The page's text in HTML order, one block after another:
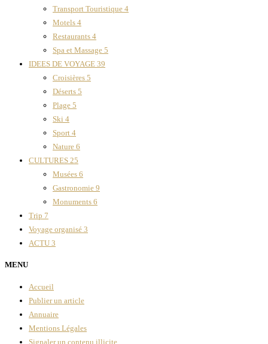
Transport Touristique 4
Motels 4
Restaurants 4
Spa et Massage 5
IDEES DE VOYAGE 39
Croisières 5
Déserts 5
Plage 5
Ski 4
Sport 4
Nature 6
CULTURES 25
Musées 6
Gastronomie 9
Monuments 6
Trip 7
Voyage organisé 3
ACTU 3
MENU
Accueil
Publier un article
Annuaire
Mentions Légales
Signaler un contenu illicite